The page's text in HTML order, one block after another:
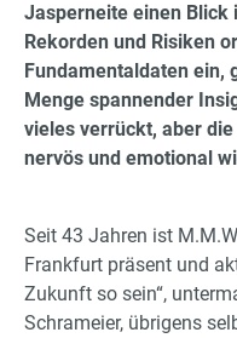
Jasperneite einen Blick
Rekorden und Risiken
Fundamentaldaten ein,
Menge spannender
vieles verrückt, aber
nervös und emotional
Seit 43 Jahren ist
Frankfurt präsent und
Zukunft so sein“,
Schrameier, übrigens